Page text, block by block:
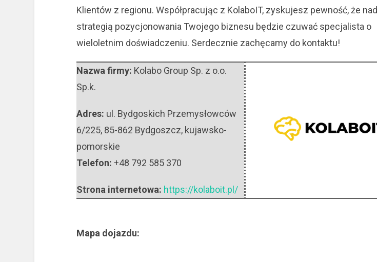
Klientów z regionu. Współpracując z KolaboIT, zyskujesz pewność, że nad
strategią pozycjonowania Twojego biznesu będzie czuwać specjalista o
wieloletnim doświadczeniu. Serdecznie zachęcamy do kontaktu!
Nazwa firmy: Kolabo Group Sp. z o.o.
Sp.k.
Adres: ul. Bydgoskich Przemysłowców
6/225, 85-862 Bydgoszcz, kujawsko-
pomorskie
Telefon: +48 792 585 370
Strona internetowa: https://kolaboit.pl/
Mapa dojazdu: